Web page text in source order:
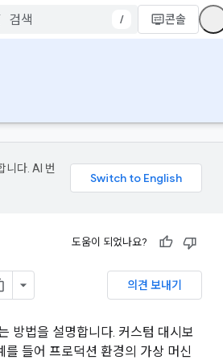
/ 콘솔
니다. AI 번
도움이 되었나요?
의견 보내기
방법을 설명합니다. 커스텀 대시보
들어 프로덕션 환경의 가상 머신